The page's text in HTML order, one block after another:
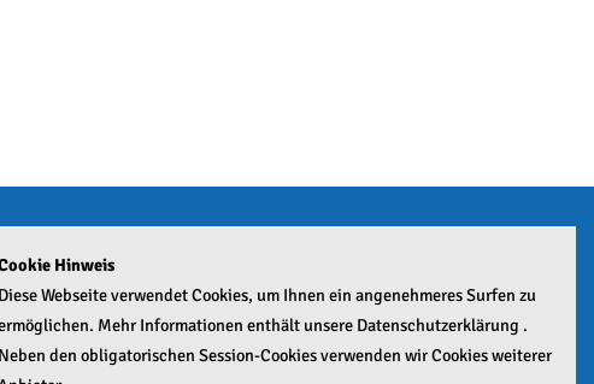
bei denHinweis
Diese Webseite verwendet Cookies, um Ihnen ein angenehmeres Surfen zu
Mehr Informationen enthält unsere Datenschutzerklärung .
Neben den obligatorischen Session-Cookies verwenden wir Cookies weiterer